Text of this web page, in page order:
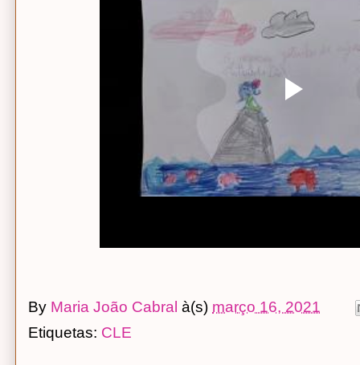
By Maria João Cabral à(s) março 16, 2021
Etiquetas: CLE